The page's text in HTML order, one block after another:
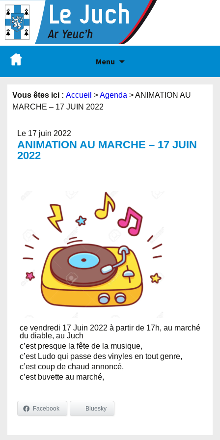
Menu
Vous êtes ici : Accueil >Agenda >ANIMATION AU
MARCHE – 17 JUIN 2022
Le 17 juin 2022
ANIMATION AU MARCHE – 17 JUIN
2022
ce vendredi 17 Juin 2022 à partir de 17h, au marché
du diable, au Juch
c’est presque la fête de la musique,
c’est Ludo qui passe des vinyles en tout genre,
c’est coup de chaud annoncé,
c’est buvette au marché,
Facebook Bluesky